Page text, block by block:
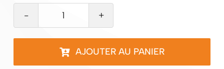
quantité
Le AJOUTER AU PANIER